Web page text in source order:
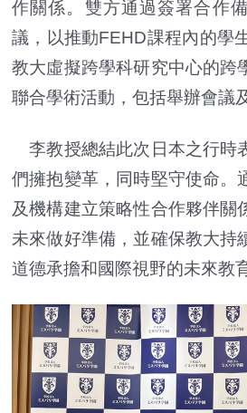
作關係。雙方通過簽署合作
議，以推動FEHD課程內的學
教大虛擬跨學科研究中心的跨
聯合學術活動，包括舉辦會議
李教授總結此次日本之行時
們擁抱變革，同時堅守使命。
及機構建立策略性合作夥伴關
未來做好準備，並確保教大持
道德承擔和國際視野的未來教